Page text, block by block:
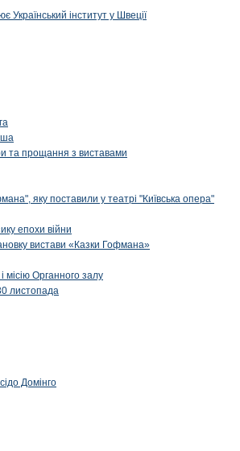
інститут у Швеції
та прощання з виставами
яку поставили у театрі "Київська опера"
епохи війни
вистави «Казки Гофмана»
місію Органного залу
листопада
Домінго